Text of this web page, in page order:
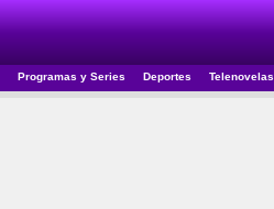
Programas y Series Deportes Telenovelas